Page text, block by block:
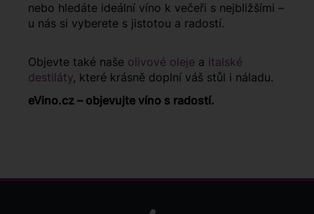
nebo hledáte ideální víno k večeři s nejbližšími –
u nás si vyberete s jistotou a radostí.
Objevte také naše olivové oleje a italské
destiláty, které krásně doplní váš stůl i náladu.
eVino.cz – objevujte víno s radostí.